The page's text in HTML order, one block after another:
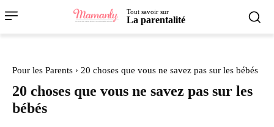
Tout savoir sur
La parentalité
Pour les Parents 20 choses que vous ne savez pas sur les bébés
20 choses que vous ne savez pas sur les
bébés